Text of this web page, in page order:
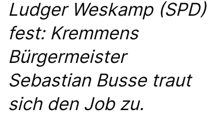
LINKS
Ludger Weskamp (SPD)
fest: Kremmens
Bürgermeister
Sebastian Busse traut
sich den Job zu.